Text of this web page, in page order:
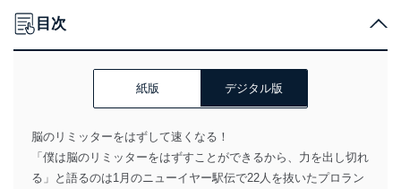
目次
紙版 デジタル版
脳のリミッターをはずして速くなる！
「僕は脳のリミッターをはずすことができるから、力を出し切れ
る」と語るのは1月のニューイヤー駅伝で22人を抜いたプロラン